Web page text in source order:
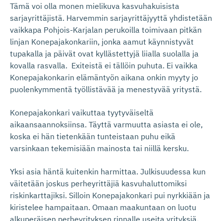
Tämä voi olla monen mielikuva kasvuhakuisista
sarjayrittäjistä. Harvemmin sarjayrittäjyyttä yhdistetään
vaikkapa Pohjois-Karjalan perukoilla toimivaan pitkän
linjan Konepajakonkariin, jonka aamut käynnistyvät
tupakalla ja päivät ovat kyllästettyjä liialla suolalla ja
kovalla rasvalla. Exiteistä ei tällöin puhuta. Ei vaikka
Konepajakonkarin elämäntyön aikana onkin myyty jo
puolenkymmentä työllistävää ja menestyvää yritystä.
Konepajakonkari vaikuttaa tyytyväiseltä
aikaansaannoksiinsa. Täyttä varmuutta asiasta ei ole,
koska ei hän tietenkään tunteistaan puhu eikä
varsinkaan tekemisiään mainosta tai niillä kersku.
Yksi asia häntä kuitenkin harmittaa. Julkisuudessa kun
väitetään joskus perheyrittäjiä kasvuhaluttomiksi
riskinkarttajiksi. Silloin Konepajakonkari pui nyrkkiään ja
kiristelee hampaitaan. Omaan maakuntaan on luotu
alkuperäisen perheyrityksen rinnalle useita yrityksiä.